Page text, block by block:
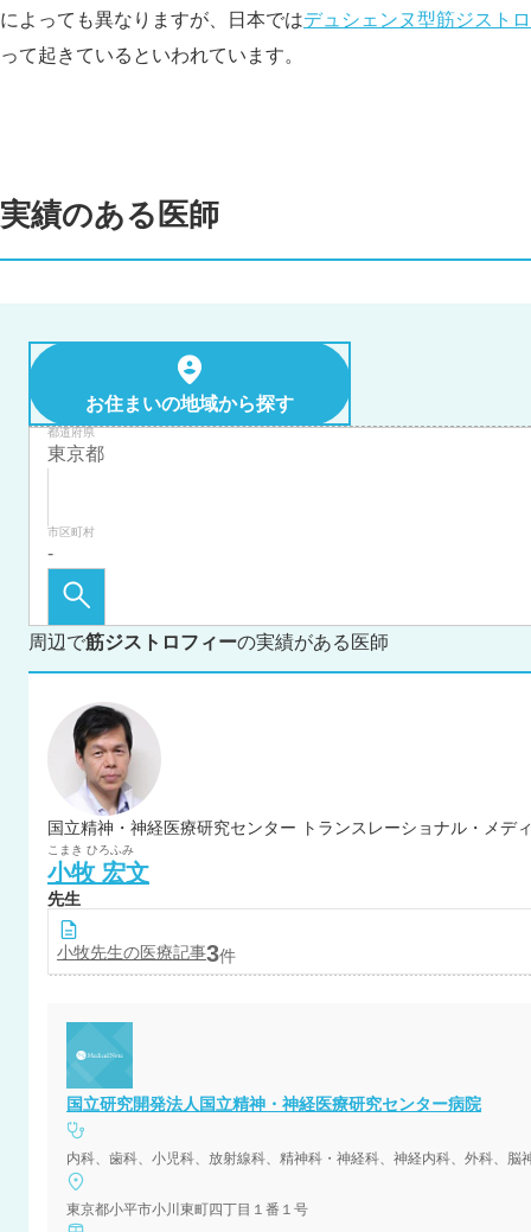
によっても異なりますが、日本ではデュシェンヌ型筋ジスト
って起きているといわれています。
実績のある医師
お住まいの地域から探す
都道府県
市区町村
周辺で筋ジストロフィーの実績がある医師
こまき ひろふみ
小牧 宏文
先生
小牧先生の医療記事3件
国立研究開発法人国立精神・神経医療研究センター病院
東京都小平市小川東町四丁目１番１号